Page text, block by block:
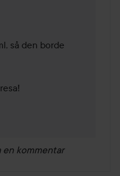
så den borde
en kommentar